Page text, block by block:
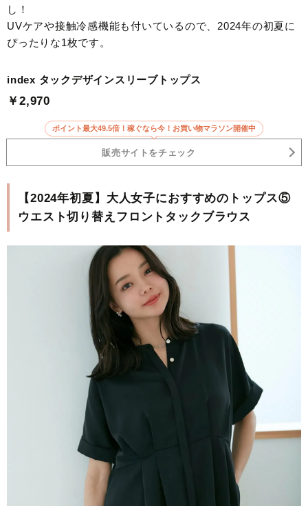
し！
UVケアや接触冷感機能も付いているので、2024年の初夏に
ぴったりな1枚です。
index タックデザインスリーブトップス
￥2,970
ポイント最大49.5倍！稼ぐなら今！お買い物マラソン開催中
販売サイトをチェック
【2024年初夏】大人女子におすすめのトップス⑤
ウエスト切り替えフロントタックブラウス